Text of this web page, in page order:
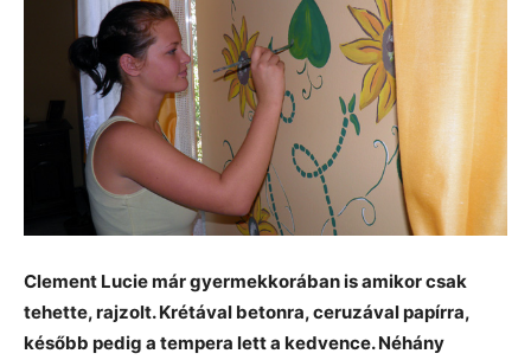
Clement Lucie már gyermekkorában is amikor csak
tehette, rajzolt. Krétával betonra, ceruzával papírra,
később pedig a tempera lett a kedvence. Néhány